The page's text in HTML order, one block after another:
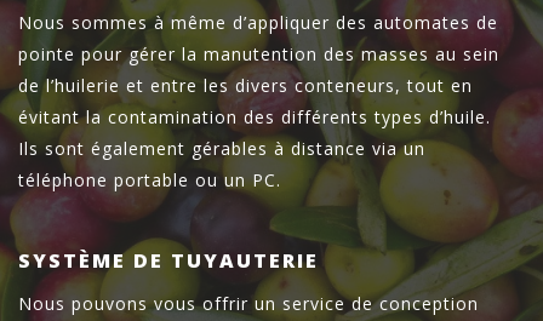
Nous sommes à même d’appliquer des automates de
pointe pour gérer la manutention des masses au sein
de l’huilerie et entre les divers conteneurs, tout en
évitant la contamination des différents types d’huile.
Ils sont également gérables à distance via un
téléphone portable ou un PC.
SYSTÈME DE TUYAUTERIE
Nous pouvons vous offrir un service de conception